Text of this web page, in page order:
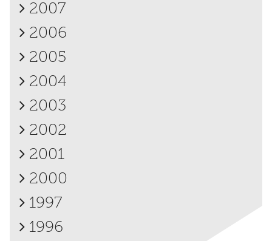
2007
2006
2005
2004
2003
2002
2001
2000
1997
1996